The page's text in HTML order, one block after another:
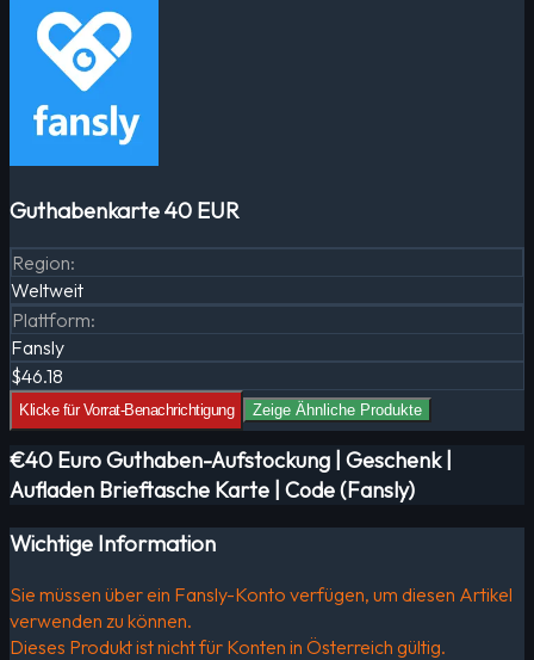
Guthabenkarte 40 EUR
Region:
Weltweit
Plattform:
Fansly
$46.18
Klicke für Vorrat-Benachrichtigung Zeige Ähnliche Produkte
€40 Euro Guthaben-Aufstockung | Geschenk |
Aufladen Brieftasche Karte | Code (Fansly)
Wichtige Information
Sie müssen über ein Fansly-Konto verfügen, um diesen Artikel
verwenden zu können.
Dieses Produkt ist nicht für Konten in Österreich gültig.